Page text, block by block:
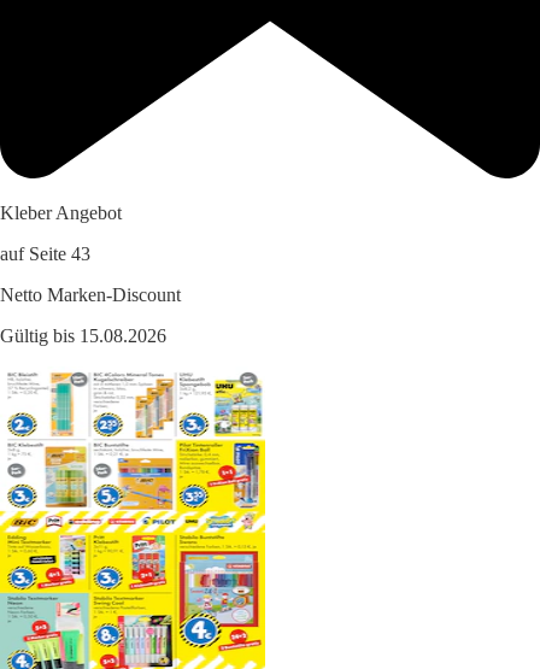
Kleber Angebot
auf Seite 43
Netto Marken-Discount
Gültig bis 15.08.2026